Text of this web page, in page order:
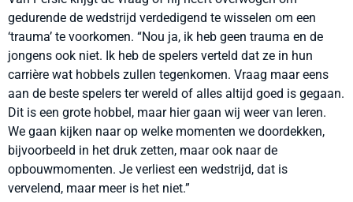
gedurende de wedstrijd verdedigend te wisselen om een
‘trauma’ te voorkomen. “Nou ja, ik heb geen trauma en de
jongens ook niet. Ik heb de spelers verteld dat ze in hun
carrière wat hobbels zullen tegenkomen. Vraag maar eens
aan de beste spelers ter wereld of alles altijd goed is gegaan.
Dit is een grote hobbel, maar hier gaan wij weer van leren.
We gaan kijken naar op welke momenten we doordekken,
bijvoorbeeld in het druk zetten, maar ook naar de
opbouwmomenten. Je verliest een wedstrijd, dat is
vervelend, maar meer is het niet.”